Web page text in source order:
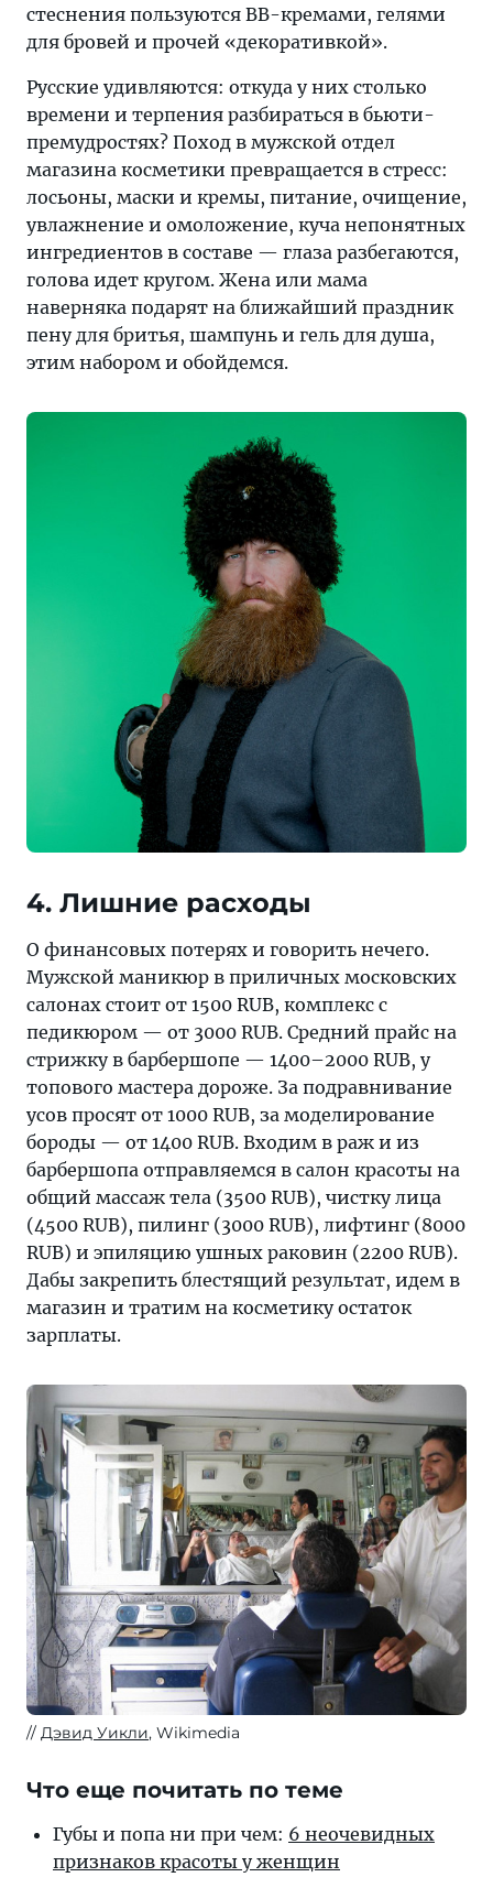
стеснения пользуются BB-кремами, гелями
для бровей и прочей «декоративкой».
Русские удивляются: откуда у них столько
времени и терпения разбираться в бьюти-
премудростях? Поход в мужской отдел
магазина косметики превращается в стресс:
лосьоны, маски и кремы, питание, очищение,
увлажнение и омоложение, куча непонятных
ингредиентов в составе — глаза разбегаются,
голова идет кругом. Жена или мама
наверняка подарят на ближайший праздник
пену для бритья, шампунь и гель для душа,
этим набором и обойдемся.
4. Лишние расходы
О финансовых потерях и говорить нечего.
Мужской маникюр в приличных московских
салонах стоит от 1500 RUB, комплекс с
педикюром — от 3000 RUB. Средний прайс на
стрижку в барбершопе — 1400–2000 RUB, у
топового мастера дороже. За подравнивание
усов просят от 1000 RUB, за моделирование
бороды — от 1400 RUB. Входим в раж и из
барбершопа отправляемся в салон красоты на
общий массаж тела (3500 RUB), чистку лица
(4500 RUB), пилинг (3000 RUB), лифтинг (8000
RUB) и эпиляцию ушных раковин (2200 RUB).
Дабы закрепить блестящий результат, идем в
магазин и тратим на косметику остаток
зарплаты.
Дэвид Уикли, Wikimedia
Что еще почитать по теме
Губы и попа ни при чем: 6 неочевидных
признаков красоты у женщин